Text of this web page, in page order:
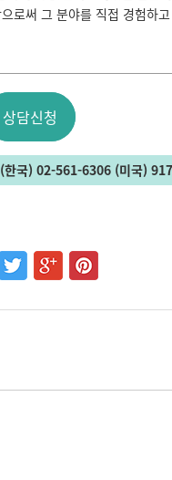
로써 그 분야를 직접 경험하
상담신청
한국) 02-561-6306 (미국)